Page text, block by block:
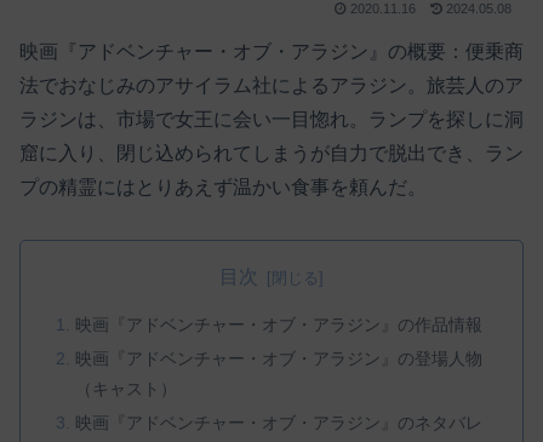
2020.11.16 2024.05.08
映画『アドベンチャー・オブ・アラジン』の概要：便乗商
法でおなじみのアサイラム社によるアラジン。旅芸人のア
ラジンは、市場で女王に会い一目惚れ。ランプを探しに洞
窟に入り、閉じ込められてしまうが自力で脱出でき、ラン
プの精霊にはとりあえず温かい食事を頼んだ。
目次
映画『アドベンチャー・オブ・アラジン』の作品情報
映画『アドベンチャー・オブ・アラジン』の登場人物
（キャスト）
映画『アドベンチャー・オブ・アラジン』のネタバレ